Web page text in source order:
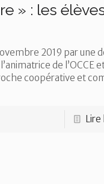
» : les
2019 par une
de l’OCCE
coopérative et
Lire